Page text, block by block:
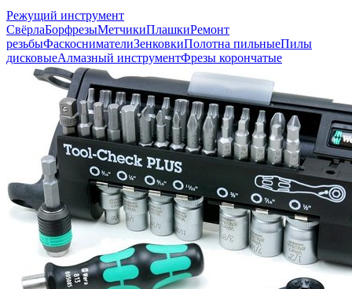
Режущий инструмент
СвёрлаБорфрезыМетчикиПлашкиРемонт
резьбыФаскоснимателиЗенковкиПолотна пильныеПилы
дисковыеАлмазный инструментФрезы корончатые